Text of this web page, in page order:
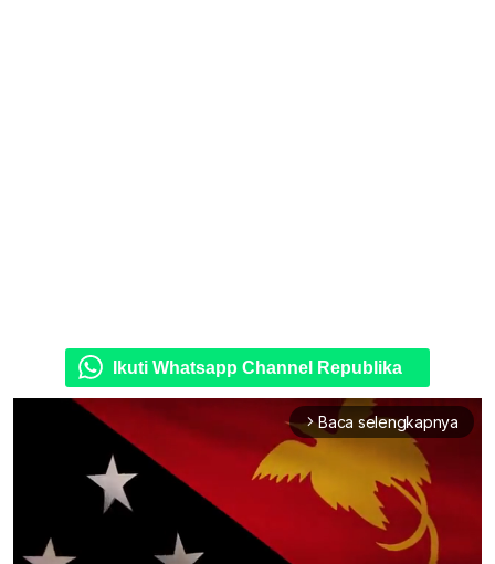
Ikuti Whatsapp Channel Republika
arrow_forward_ios Baca selengkapnya